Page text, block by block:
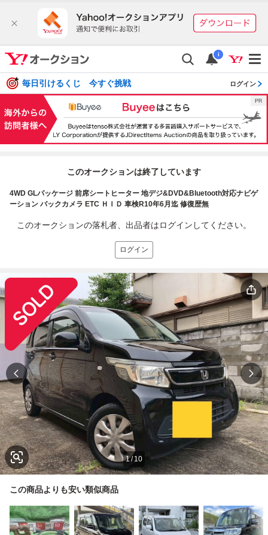
i
毎日引けるくじ 今すぐ挑戦 ログイン
このオークションは終了しています
4WD GLパッケージ 前席シートヒーター 地デジ&DVD&Bluetooth対応ナビゲ
ーション バックカメラ ETC ＨＩＤ 車検R10年6月迄 修復歴無
このオークションの落札者、出品者はログインしてください。
ログイン
1/10
この商品よりも安い類似商品